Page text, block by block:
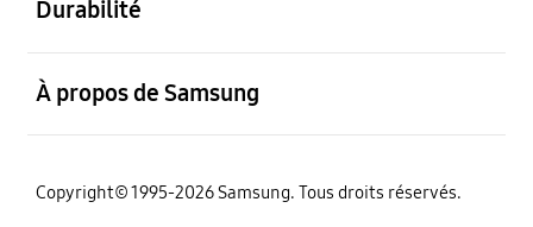
Durabilité
À propos de Samsung
Copyright© 1995-2026 Samsung. Tous droits réservés.